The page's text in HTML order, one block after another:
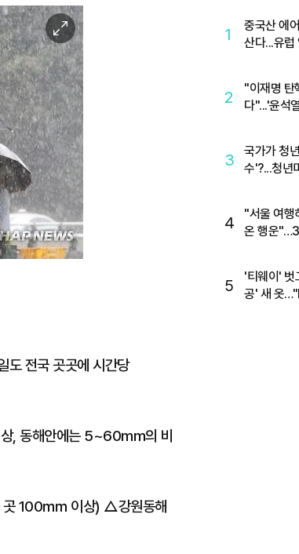
이
미
지
확
대
도 전국 곳곳에 시간당
, 동해안에는 5~60mm의 비
곳 100㎜ 이상) △강원동해
1
중국산 에
산다...유럽
2
"이재명 탄
다"...'윤석
3
국가가 청
수'?...청년
4
"서울 여행
온 행운
5
'티웨이' 벗
공' 새 옷